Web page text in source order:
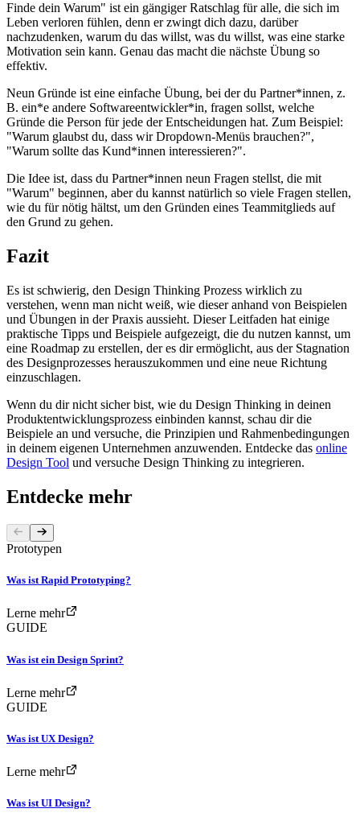
Finde dein Warum" ist ein gängiger Ratschlag für alle, die sich im
Leben verloren fühlen, denn er zwingt dich dazu, darüber
nachzudenken, warum du das willst, was du willst, was eine starke
Motivation sein kann. Genau das macht die nächste Übung so
effektiv.
Neun Gründe ist eine einfache Übung, bei der du Partner*innen, z.
B. ein*e andere Softwareentwickler*in, fragen sollst, welche
Gründe die Person für jede der Entscheidungen hat. Zum Beispiel:
"Warum glaubst du, dass wir Dropdown-Menüs brauchen?",
"Warum sollte das Kund*innen interessieren?".
Die Idee ist, dass du Partner*innen neun Fragen stellst, die mit
"Warum" beginnen, aber du kannst natürlich so viele Fragen stellen,
wie du für nötig hältst, um den Gründen eines Teammitglieds auf
den Grund zu gehen.
Fazit
Es ist schwierig, den Design Thinking Prozess wirklich zu
verstehen, wenn man nicht weiß, wie dieser anhand von Beispielen
und Übungen in der Praxis aussieht. Dieser Leitfaden hat einige
praktische Tipps und Beispiele aufgezeigt, die du nutzen kannst, um
eine Roadmap zu erstellen, der es dir ermöglicht, aus der Stagnation
des Designprozesses herauszukommen und eine neue Richtung
einzuschlagen.
Wenn du dir nicht sicher bist, wie du Design Thinking in deinen
Produktentwicklungsprozess einbinden kannst, schau dir die
Beispiele an und versuche, die Prinzipien und Rahmenbedingungen
in deinem eigenen Unternehmen anzuwenden. Entdecke das online
Design Tool und versuche Design Thinking zu integrieren.
Entdecke mehr
Prototypen
Was ist Rapid Prototyping?
Lerne mehr
GUIDE
Was ist ein Design Sprint?
Lerne mehr
GUIDE
Was ist UX Design?
Lerne mehr
Was ist UI Design?